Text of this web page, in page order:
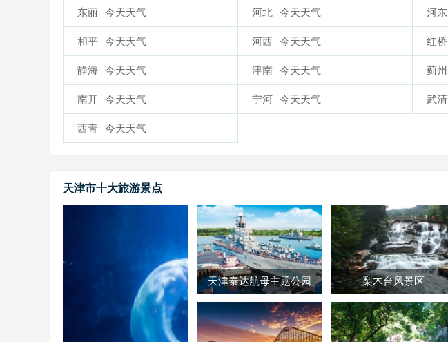
东丽 今天天气 河北 今天天气 河东
和平 今天天气 河西 今天天气 红桥
静海 今天天气 津南 今天天气 蓟州
南开 今天天气 宁河 今天天气 武清
西青 今天天气
天津市十大旅游景点
天津泰达航母主题公园 梨木台风景区